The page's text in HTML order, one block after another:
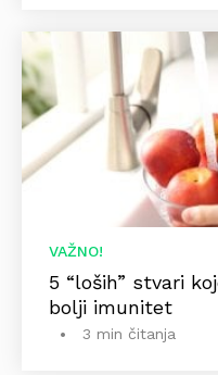
VAŽNO!
5 “loših” stvari
bolji imunitet
3 min čitanja